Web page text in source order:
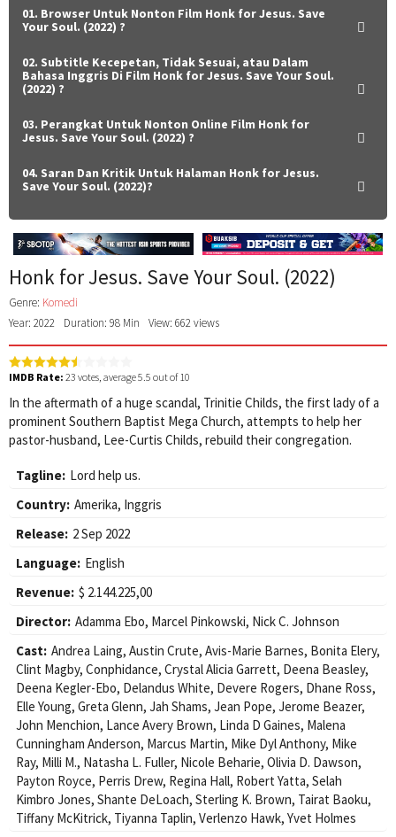
01. Browser Untuk Nonton Film Honk for Jesus. Save
Your Soul. (2022) ?
02. Subtitle Kecepetan, Tidak Sesuai, atau Dalam
Bahasa Inggris Di Film Honk for Jesus. Save Your Soul.
(2022) ?
03. Perangkat Untuk Nonton Online Film Honk for
Jesus. Save Your Soul. (2022) ?
04. Saran Dan Kritik Untuk Halaman Honk for Jesus.
Save Your Soul. (2022)?
Honk for Jesus. Save Your Soul. (2022)
Genre: Komedi
Year: 2022
Duration: 98 Min View: 662 views
IMDB Rate: 23 votes, average5.5 out of 10
In the aftermath of a huge scandal, Trinitie Childs, the first lady of a
prominent Southern Baptist Mega Church, attempts to help her
pastor-husband, Lee-Curtis Childs, rebuild their congregation.
Tagline: Lord help us.
Country: Amerika, Inggris
Release: 2 Sep 2022
Language: English
Revenue: $ 2.144.225,00
Director: Adamma Ebo, Marcel Pinkowski, Nick C. Johnson
Cast: Andrea Laing, Austin Crute, Avis-Marie Barnes, Bonita Elery,
Clint Magby, Conphidance, Crystal Alicia Garrett, Deena Beasley,
Deena Kegler-Ebo, Delandus White, Devere Rogers, Dhane Ross,
Elle Young, Greta Glenn, Jah Shams, Jean Pope, Jerome Beazer,
John Menchion, Lance Avery Brown, Linda D Gaines, Malena
Cunningham Anderson, Marcus Martin, Mike Dyl Anthony, Mike
Ray, Milli M., Natasha L. Fuller, Nicole Beharie, Olivia D. Dawson,
Payton Royce, Perris Drew, Regina Hall, Robert Yatta, Selah
Kimbro Jones, Shante DeLoach, Sterling K. Brown, Tairat Baoku,
Tiffany McKitrick, Tiyanna Taplin, Verlenzo Hawk, Yvet Holmes